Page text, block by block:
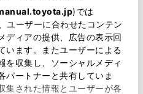
)では
ユーザーに合わせたコンテン
ディアの提供、広告の表示回
います。またユーザーによる
を収集し、ソーシャルメディ
パートナーと共有していま
集された情報とユーザーが各
装備説明/用語解説